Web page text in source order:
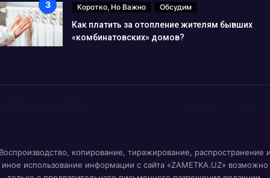
Коротко, Но Важно Обсудим
Как платить за отопление жителям бывших
«комбинатовских» домов?
копирование, тиражирование, распространение
иное использование информации с сайта «ZAMETKA.UZ» возможно